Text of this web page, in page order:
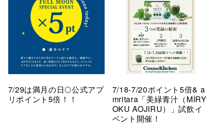
7/29は満月の日🌕公式アプ
リポイント5倍！！
7/18-7/20ポイント5倍& a
mritara「美緑青汁（MIRY
OKU AOJIRU）」試飲イ
ベント開催！